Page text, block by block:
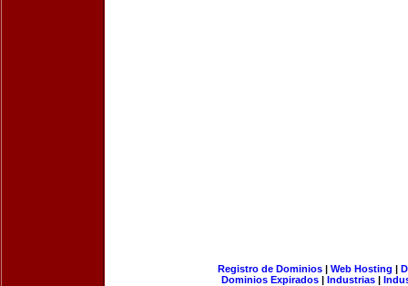
Registro de Dominios| Web Hosting |
Dominios Expirados | Industrias |